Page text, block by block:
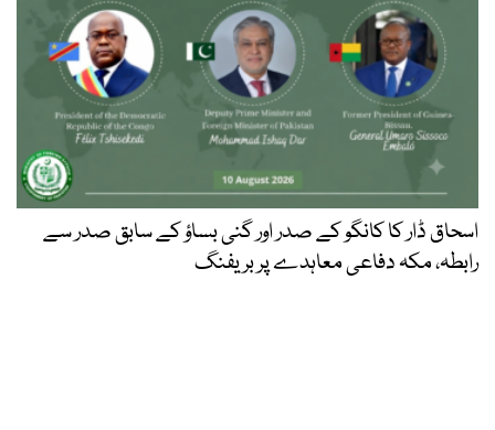
اسحاق ڈار کا کانگو کے صدر اور گنی بساؤ کے سابق صدر سے
رابطہ، مکہ دفاعی معاہدے پر بریفنگ